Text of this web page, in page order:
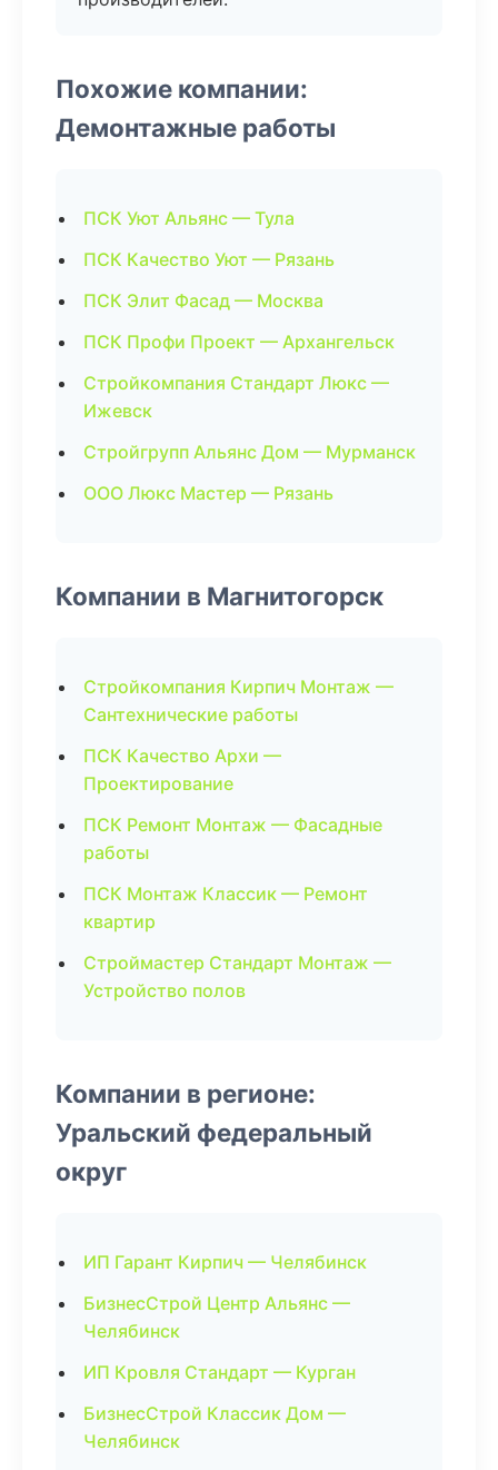
Похожие компании:
Демонтажные работы
ПСК Уют Альянс — Тула
ПСК Качество Уют — Рязань
ПСК Элит Фасад — Москва
ПСК Профи Проект — Архангельск
Стройкомпания Стандарт Люкс —
Ижевск
Стройгрупп Альянс Дом — Мурманск
ООО Люкс Мастер — Рязань
Компании в Магнитогорск
Стройкомпания Кирпич Монтаж —
Сантехнические работы
ПСК Качество Архи —
Проектирование
ПСК Ремонт Монтаж — Фасадные
работы
ПСК Монтаж Классик — Ремонт
квартир
Строймастер Стандарт Монтаж —
Устройство полов
Компании в регионе:
Уральский федеральный
округ
ИП Гарант Кирпич — Челябинск
БизнесСтрой Центр Альянс —
Челябинск
ИП Кровля Стандарт — Курган
БизнесСтрой Классик Дом —
Челябинск